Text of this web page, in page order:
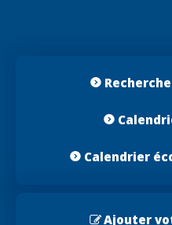
Calendrier
Ajouter